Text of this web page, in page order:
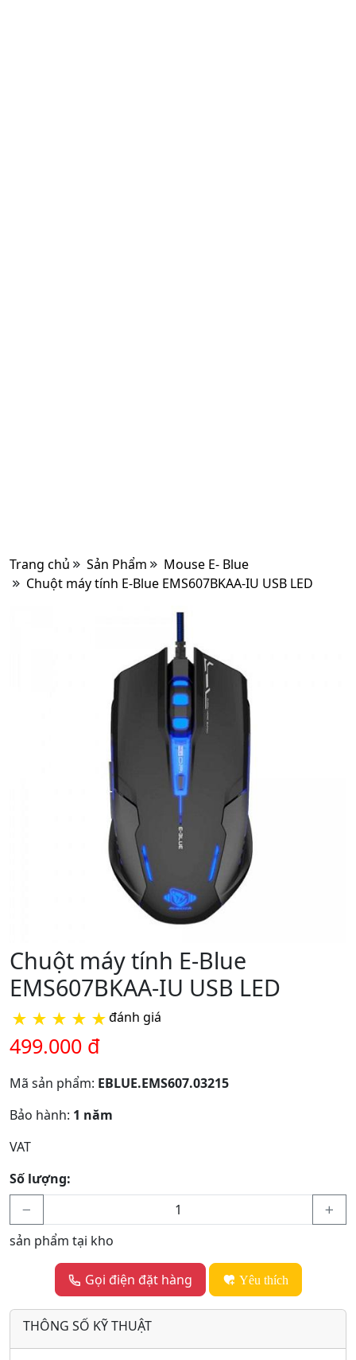
Trang chủ Sản Phẩm
Mouse E- Blue
Chuột máy tính E-Blue EMS607BKAA-IU USB LED
Chuột máy tính E-Blue
EMS607BKAA-IU USB LED
★ ★ ★ ★ ★đánh giá
499.000 đ
Mã sản phẩm: EBLUE.EMS607.03215
Bảo hành: 1 năm
VAT
Số lượng:
sản phẩm tại kho
Gọi điện đặt hàng Yêu thích
THÔNG SỐ KỸ THUẬT